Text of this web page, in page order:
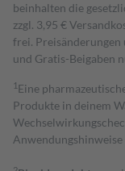
beinhalten die
zzgl. 3,95 €
frei.
und Gratis-Beigaben
1 Eine
Produkte in deinem